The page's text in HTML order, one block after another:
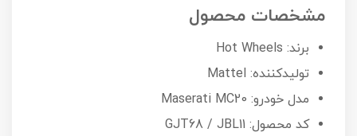
مشخصات محصول
برند: Hot Wheels
تولیدکننده: Mattel
مدل خودرو: Maserati MC20
کد محصول: GJT68 / JBL11